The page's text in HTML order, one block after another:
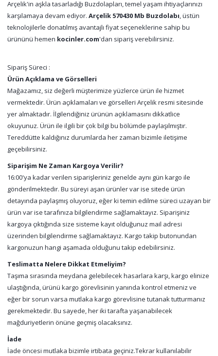
Arçelik'in aşkla tasarladığı Buzdolapları, temel yaşam ihtiyaçlarınızı
karşılamaya devam ediyor. Arçelik 570430 Mb Buzdolabı, üstün
teknolojilerle donatılmış avantajlı fiyat seçeneklerine sahip bu
ürününü hemen kocinler.com'dan sipariş verebilirsiniz.
Sipariş Süreci :
Ürün Açıklama ve Görselleri
Mağazamız, siz değerli müşterimize yüzlerce ürün ile hizmet
vermektedir. Ürün açıklamaları ve görselleri Arçelik resmi sitesinde
yer almaktadır. İlgilendiğiniz ürünün açıklamasını dikkatlice
okuyunuz. Ürün ile ilgili bir çok bilgi bu bölümde paylaşılmıştır.
Tereddütte kaldığınız durumlarda her zaman bizimle iletişime
geçebilirsiniz.
Siparişim Ne Zaman Kargoya Verilir?
16:00'ya kadar verilen siparişleriniz genelde aynı gün kargo ile
gönderilmektedir. Bu süreyi aşan ürünler var ise sitede ürün
detayında paylaşmış oluyoruz, eğer ki temin edilme süreci uzayan bir
ürün var ise tarafınıza bilgilendirme sağlamaktayız. Siparişiniz
kargoya çıktığında size sisteme kayıt olduğunuz mail adresi
üzerinden bilgilendirme sağlamaktayız. Kargo takip butonundan
kargonuzun hangi aşamada olduğunu takip edebilirsiniz.
Teslimatta Nelere Dikkat Etmeliyim?
Taşıma sırasında meydana gelebilecek hasarlara karşı, kargo elinize
ulaştığında, ürünü kargo görevlisinin yanında kontrol etmeniz ve
eğer bir sorun varsa mutlaka kargo görevlisine tutanak tutturmanız
gerekmektedir. Bu sayede, her iki tarafta yaşanabilecek
mağduriyetlerin önüne geçmiş olacaksınız.
İade
İade öncesi mutlaka bizimle irtibata geçiniz.Tekrar kullanılabilir